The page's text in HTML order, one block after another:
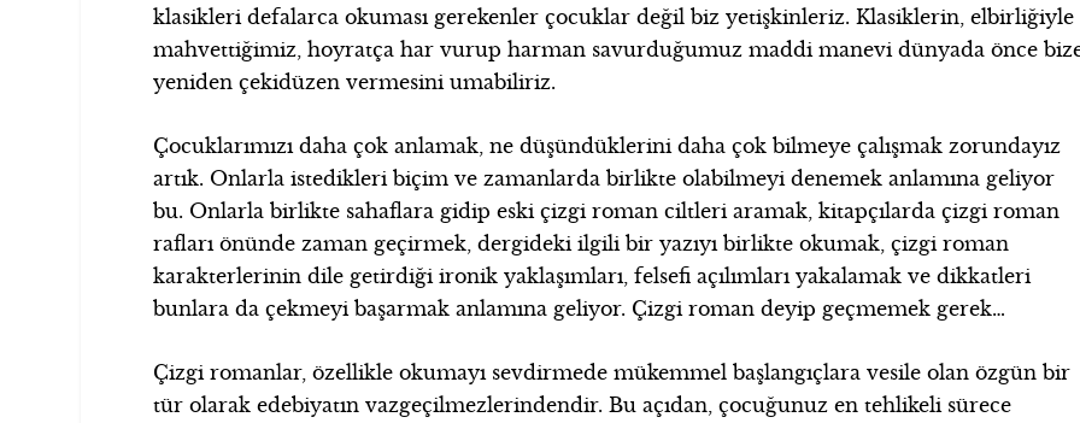
klasikleri defalarca okuması gerekenler çocuklar değil biz yetişkinleriz. Klasiklerin, elbirliğiyle
mahvettiğimiz, hoyratça har vurup harman savurduğumuz maddi manevi dünyada önce
yeniden çekidüzen vermesini umabiliriz.
Çocuklarımızı daha çok anlamak, ne düşündüklerini daha çok bilmeye çalışmak zorundayız
artık. Onlarla istedikleri biçim ve zamanlarda birlikte olabilmeyi denemek anlamına geliyor
bu. Onlarla birlikte sahaflara gidip eski çizgi roman ciltleri aramak, kitapçılarda çizgi roman
rafları önünde zaman geçirmek, dergideki ilgili bir yazıyı birlikte okumak, çizgi roman
karakterlerinin dile getirdiği ironik yaklaşımları, felsefi açılımları yakalamak ve dikkatleri
bunlara da çekmeyi başarmak anlamına geliyor. Çizgi roman deyip geçmemek gerek…
Çizgi romanlar, özellikle okumayı sevdirmede mükemmel başlangıçlara vesile olan özgün bir
tür olarak edebiyatın vazgeçilmezlerindendir. Bu açıdan, çocuğunuz en tehlikeli sürece